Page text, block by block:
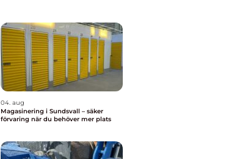
04. aug
Magasinering i Sundsvall – säker
förvaring när du behöver mer plats